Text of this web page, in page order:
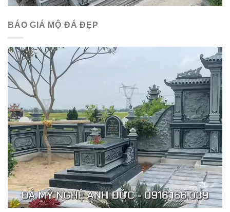
BÁO GIÁ MỘ ĐÁ ĐẸP